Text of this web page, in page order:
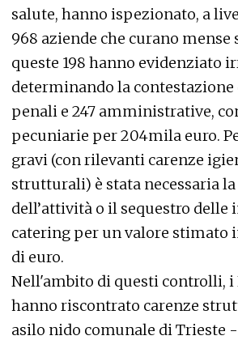
salute, hanno ispezionato, a
968 aziende che curano mense
queste 198 hanno evidenziato
determinando la
penali e 247 amministrative,
pecuniarie per 204mila euro.
gravi (con rilevanti carenze
strutturali) è stata necessaria
dell’attività o il sequestro delle
catering per un valore stimato
di euro.
Nell'ambito di questi controlli, i
hanno riscontrato carenze
asilo nido comunale di Trieste